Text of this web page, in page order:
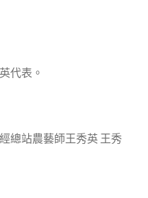
代表。
總站農藝師王秀英 王秀